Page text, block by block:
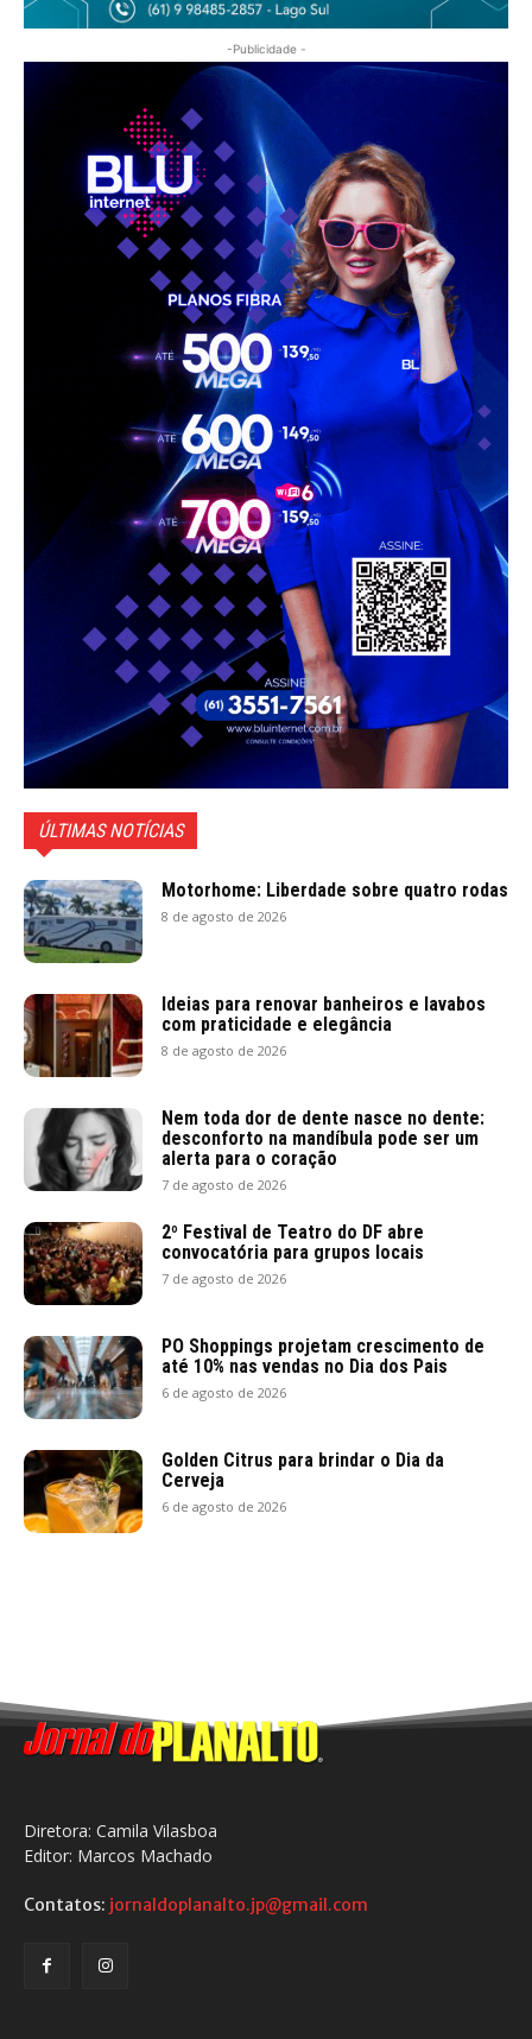
-Publicidade -
ÚLTIMAS NOTÍCIAS
Motorhome: Liberdade sobre quatro rodas
8 de agosto de 2026
Ideias para renovar banheiros e lavabos
com praticidade e elegância
8 de agosto de 2026
Nem toda dor de dente nasce no dente:
desconforto na mandíbula pode ser um
alerta para o coração
7 de agosto de 2026
2º Festival de Teatro do DF abre
convocatória para grupos locais
7 de agosto de 2026
PO Shoppings projetam crescimento de
até 10% nas vendas no Dia dos Pais
6 de agosto de 2026
Golden Citrus para brindar o Dia da
Cerveja
6 de agosto de 2026
Diretora: Camila Vilasboa
Editor: Marcos Machado
Contatos: jornaldoplanalto.jp@gmail.com